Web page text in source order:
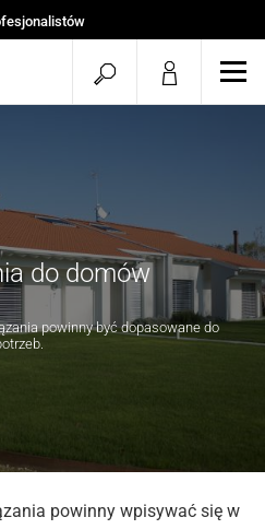
Otwórz
wyszukiwarkę
do domów
powinny być dopasowane do
powinny wpisywać się w